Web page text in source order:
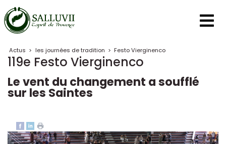
Panneau de gestion des cookies
Actus > les journées de tradition > Festo Vierginenco
119e Festo Vierginenco
Le vent du changement a soufflé
sur les Saintes